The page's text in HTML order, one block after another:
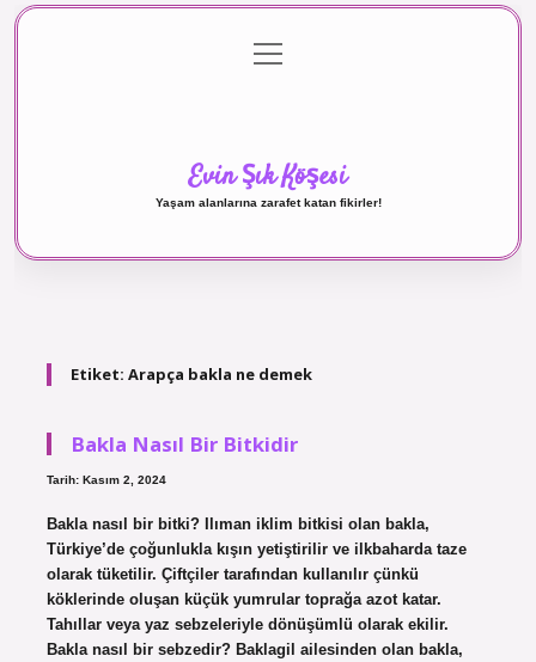
Gizlilik Politikası
menüyü
aç
Evin Şık Köşesi
Yaşam alanlarına zarafet katan fikirler!
Etiket: Arapça bakla ne demek
Bakla Nasıl Bir Bitkidir
Tarih: Kasım 2, 2024
Bakla nasıl bir bitki? Ilıman iklim bitkisi olan bakla,
Türkiye’de çoğunlukla kışın yetiştirilir ve ilkbaharda taze
olarak tüketilir. Çiftçiler tarafından kullanılır çünkü
köklerinde oluşan küçük yumrular toprağa azot katar.
Tahıllar veya yaz sebzeleriyle dönüşümlü olarak ekilir.
Bakla nasıl bir sebzedir? Baklagil ailesinden olan bakla,